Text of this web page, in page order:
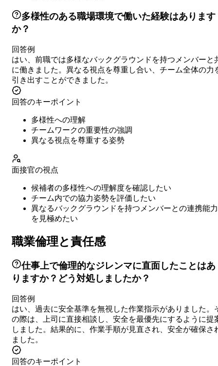
多様性のある職場環境で働いた経験はあります
か？
回答例
はい、前職では多様なバックグラウンドを持つメンバーと
に働きました。異なる視点を尊重し合い、チーム全体の力
引き出すことができました。
回答のキーポイント
多様性への理解
チームワークの重要性の強調
異なる視点を尊重する姿勢
面接官の視点
候補者の多様性への理解度を確認したい
チーム内での協力姿勢を評価したい
異なるバックグラウンドを持つメンバーとの連携能力
を見極めたい
職業倫理と責任感
仕事上で倫理的なジレンマに直面したことはあ
りますか？どう対処しましたか？
回答例
はい、過去に安全基準を無視した作業指示がありました。
の際は、上司に直接相談し、安全を最優先にするように提
しました。結果的に、作業手順が見直され、安全が確保さ
ました。
回答のキーポイント